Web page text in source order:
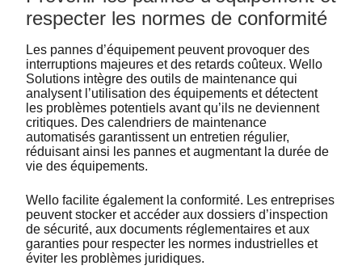
respecter les normes de conformité
Les pannes d’équipement peuvent provoquer des
interruptions majeures et des retards coûteux. Wello
Solutions intègre des outils de maintenance qui
analysent l’utilisation des équipements et détectent
les problèmes potentiels avant qu’ils ne deviennent
critiques. Des calendriers de maintenance
automatisés garantissent un entretien régulier,
réduisant ainsi les pannes et augmentant la durée de
vie des équipements.
Wello facilite également la conformité. Les entreprises
peuvent stocker et accéder aux dossiers d’inspection
de sécurité, aux documents réglementaires et aux
garanties pour respecter les normes industrielles et
éviter les problèmes juridiques.